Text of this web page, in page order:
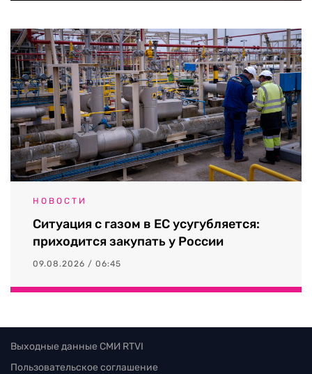
НОВОСТИ
Ситуация с газом в ЕС усугубляется:
приходится закупать у России
09.08.2026 / 06:45
Выходные данные СМИ RTVI
Пользовательское соглашение